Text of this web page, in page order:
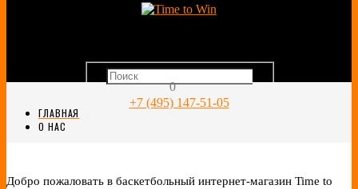
0
+7 (495) 147-51-05
ГЛАВНАЯ
О НАС
Добро пожаловать в баскетбольный интернет-магазин Time to